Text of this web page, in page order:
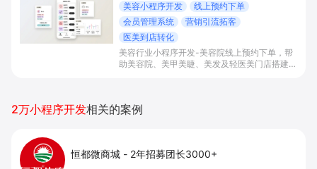
美容小程序开发
线上预约下单
会员管理系统
营销引流拓客
医美到店转化
美容行业小程序开发-美容院线上预约下单，帮
助美容院、美甲美睫、美发及轻医美门店搭建线
2万小程序开发相关的案例
恒都微商城 - 2年招募团长3000+